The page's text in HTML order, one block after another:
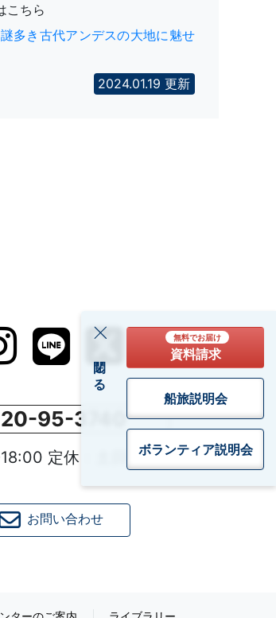
閉じる
無料でお届け
資料請求
船旅説明会
ボランティア説明会
こちら
謎多き古代アンデスの大地に魅せ
2024.01.19 更新
95-3740
定休：土日祝
お問い合わせ